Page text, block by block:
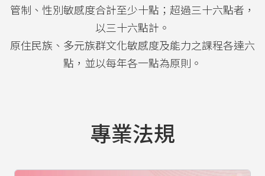
管制、性別敏感度合計至少十點；超過三十六點者，
以三十六點計。
原住民族、多元族群文化敏感度及能力之課程各達六
點，並以每年各一點為原則。
專業法規